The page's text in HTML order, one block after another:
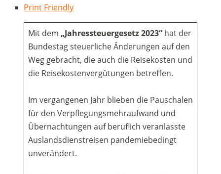
Print Friendly
Mit dem „Jahressteuergesetz 2023“ hat der
Bundestag steuerliche Änderungen auf den
Weg gebracht, die auch die Reisekosten und
die Reisekostenvergütungen betreffen.
Im vergangenen Jahr blieben die Pauschalen
für den Verpflegungsmehraufwand und
Übernachtungen auf beruflich veranlasste
Auslandsdienstreisen pandemiebedingt
unverändert.